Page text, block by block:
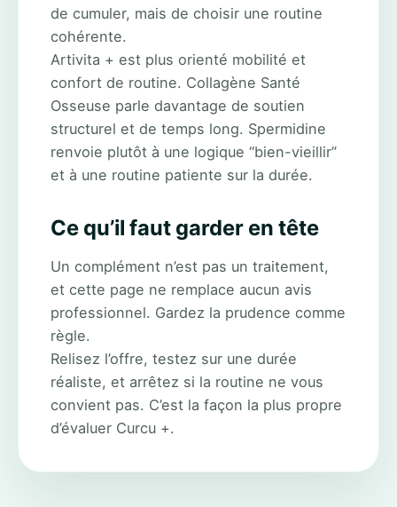
de cumuler, mais de choisir une routine
cohérente.
Artivita + est plus orienté mobilité et
confort de routine. Collagène Santé
Osseuse parle davantage de soutien
structurel et de temps long. Spermidine
renvoie plutôt à une logique “bien-vieillir”
et à une routine patiente sur la durée.
Ce qu’il faut garder en tête
Un complément n’est pas un traitement,
et cette page ne remplace aucun avis
professionnel. Gardez la prudence comme
règle.
Relisez l’offre, testez sur une durée
réaliste, et arrêtez si la routine ne vous
convient pas. C’est la façon la plus propre
d’évaluer Curcu +.